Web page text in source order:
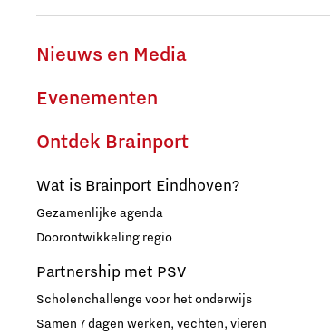
Nieuws en Media
Evenementen
Ontdek Brainport
Wat is Brainport Eindhoven?
Gezamenlijke agenda
Doorontwikkeling regio
Partnership met PSV
Scholenchallenge voor het onderwijs
Samen 7 dagen werken, vechten, vieren